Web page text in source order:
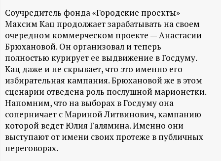
Н
-
и
н
ф
о
р
Соучредитель фонда «Городские проекты»
Максим Кац продолжает зарабатывать на своем
очередном коммерческом проекте — Анастасии
Брюхановой. Он организовал и теперь
полностью курирует ее выдвижение в Госдуму.
Кац даже и не скрывает, что это именно его
избирательная кампания. Брюхановой же в этом
сценарии отведена роль послушной марионетки.
Напомним, что на выборах в Госдуму она
соперничает с Мариной Литвинович, кампанию
которой ведет Юлия Галямина. Именно они
выступают от имени своих протеже в публичных
переговорах.